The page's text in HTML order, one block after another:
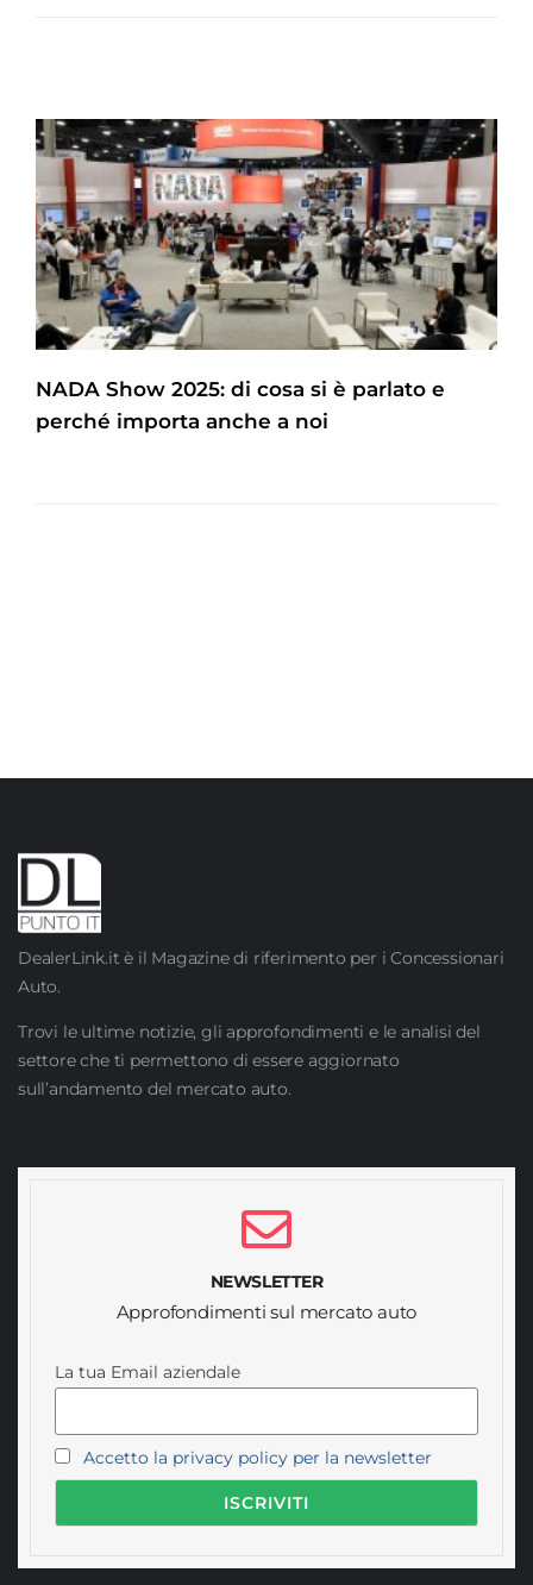
NADA Show 2025: di cosa si è parlato e
perché importa anche a noi
DealerLink.it è il Magazine di riferimento per i Concessionari
Auto.
Trovi le ultime notizie, gli approfondimenti e le analisi del
settore che ti permettono di essere aggiornato
sull’andamento del mercato auto.
NEWSLETTER
Approfondimenti sul mercato auto
La tua Email aziendale
Accetto la privacy policy per la newsletter